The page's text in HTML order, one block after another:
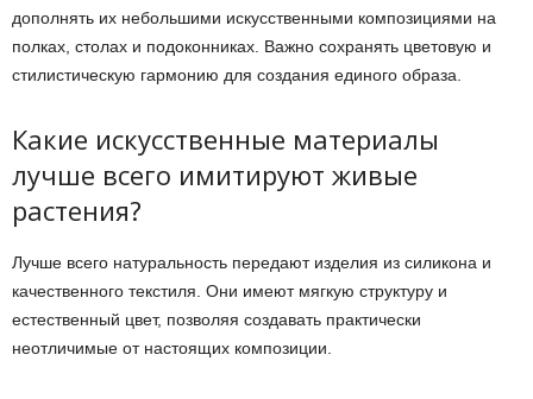
дополнять их небольшими искусственными композициями на
полках, столах и подоконниках. Важно сохранять цветовую и
стилистическую гармонию для создания единого образа.
Какие искусственные материалы
лучше всего имитируют живые
растения?
Лучше всего натуральность передают изделия из силикона и
качественного текстиля. Они имеют мягкую структуру и
естественный цвет, позволяя создавать практически
неотличимые от настоящих композиции.